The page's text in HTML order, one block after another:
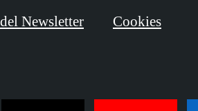
Newsletter Cookies